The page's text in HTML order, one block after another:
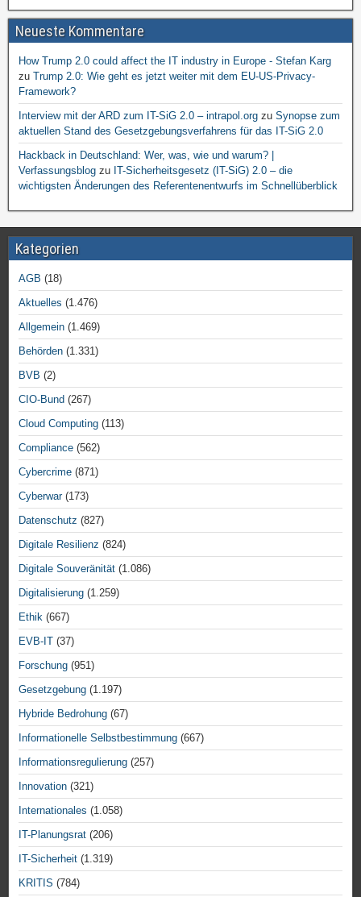
Neueste Kommentare
How Trump 2.0 could affect the IT industry in Europe - Stefan Karg
zu Trump 2.0: Wie geht es jetzt weiter mit dem EU-US-Privacy-
Framework?
Interview mit der ARD zum IT-SiG 2.0 – intrapol.org zu Synopse zum
aktuellen Stand des Gesetzgebungsverfahrens für das IT-SiG 2.0
Hackback in Deutschland: Wer, was, wie und warum? |
Verfassungsblog zu IT-Sicherheitsgesetz (IT-SiG) 2.0 – die
wichtigsten Änderungen des Referentenentwurfs im Schnellüberblick
Kategorien
AGB (18)
Aktuelles (1.476)
Allgemein (1.469)
Behörden (1.331)
BVB (2)
CIO-Bund (267)
Cloud Computing (113)
Compliance (562)
Cybercrime (871)
Cyberwar(173)
Datenschutz (827)
Digitale Resilienz (824)
Digitale Souveränität (1.086)
Digitalisierung (1.259)
Ethik (667)
EVB-IT (37)
Forschung (951)
Gesetzgebung (1.197)
Hybride Bedrohung (67)
Informationelle Selbstbestimmung (667)
Informationsregulierung (257)
Innovation (321)
Internationales (1.058)
IT-Planungsrat (206)
IT-Sicherheit (1.319)
KRITIS (784)